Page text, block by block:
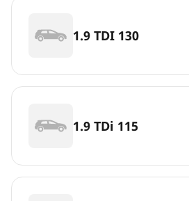
1.9 TDI 130
1.9 TDi 115